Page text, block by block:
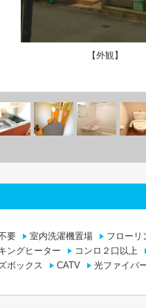
【外観】
要 室内洗濯機置場 フローリ
ングヒーター
コンロ２口以上
ボックス
CATV 光ファイバ